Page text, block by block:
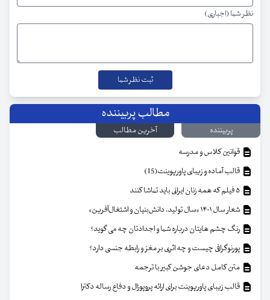
نظر شما (اجباری)
مطالب پربیننده
پربیننده
آخرین مطالب
قوانین کلاس و مدرسه
قالب آماده و زیبای پاورپوینت(15)
شعار سال ۱۴۰۱ «سال تولید، دانش‌بنیان و اشتغال‌آفرین»
رنگ چشم هایتان درباره شما و اجدادتان چه می گوید؟
پورنوگرافی چیست و چه اثری بر مغز و رابطه جنسی دارد؟
متن کامل دعای جوشن کبیر با ترجمه
قالب زیبای پاورپوینت برای ارائه پروپوزال و دفاع رساله دکترا